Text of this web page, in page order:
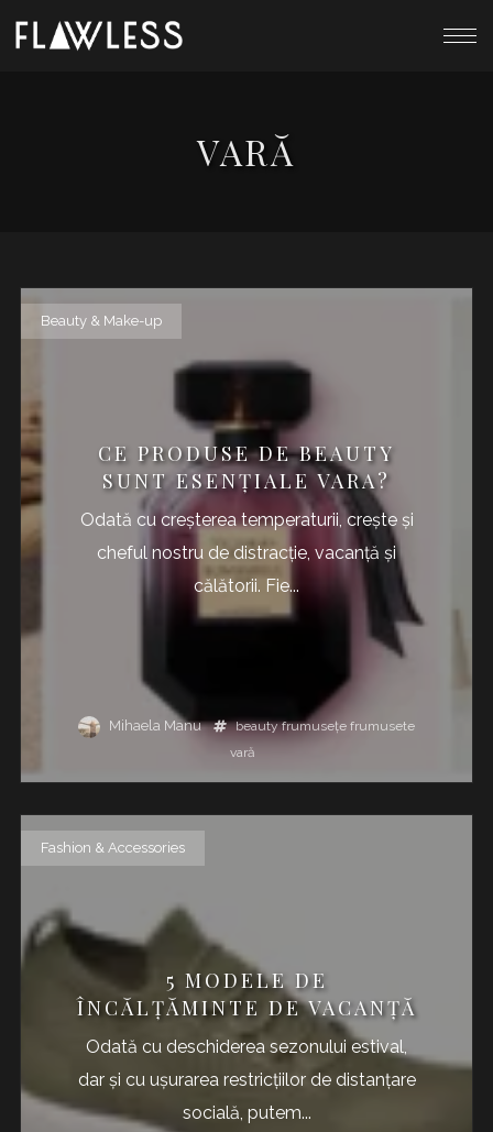
VARĂ
Beauty & Make-up
CE PRODUSE DE BEAUTY
SUNT ESENȚIALE VARA?
Odată cu creșterea temperaturii, crește și
cheful nostru de distracție, vacanță și
călătorii. Fie...
Mihaela Manu beauty frumusețe frumusete
vară
Fashion & Accessories
5 MODELE DE
ÎNCĂLȚĂMINTE DE VACANȚĂ
Odată cu deschiderea sezonului estival,
dar și cu ușurarea restricțiilor de distanțare
socială, putem...